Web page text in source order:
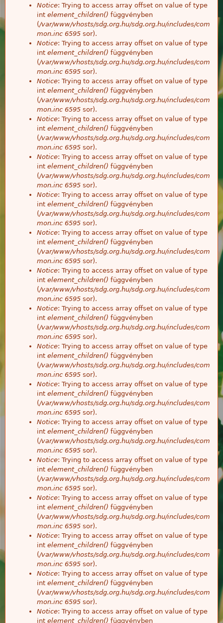
Notice: Trying to access array offset on value of type
int element_children() függvényben
(/var/www/vhosts/sdg.org.hu/sdg.org.hu/includes/com
mon.inc 6595 sor).
Notice: Trying to access array offset on value of type
int element_children() függvényben
(/var/www/vhosts/sdg.org.hu/sdg.org.hu/includes/com
mon.inc 6595 sor).
Notice: Trying to access array offset on value of type
int element_children() függvényben
(/var/www/vhosts/sdg.org.hu/sdg.org.hu/includes/com
mon.inc 6595 sor).
Notice: Trying to access array offset on value of type
int element_children() függvényben
(/var/www/vhosts/sdg.org.hu/sdg.org.hu/includes/com
mon.inc 6595 sor).
Notice: Trying to access array offset on value of type
int element_children() függvényben
(/var/www/vhosts/sdg.org.hu/sdg.org.hu/includes/com
mon.inc 6595 sor).
Notice: Trying to access array offset on value of type
int element_children() függvényben
(/var/www/vhosts/sdg.org.hu/sdg.org.hu/includes/com
mon.inc 6595 sor).
Notice: Trying to access array offset on value of type
int element_children() függvényben
(/var/www/vhosts/sdg.org.hu/sdg.org.hu/includes/com
mon.inc 6595 sor).
Notice: Trying to access array offset on value of type
int element_children() függvényben
(/var/www/vhosts/sdg.org.hu/sdg.org.hu/includes/com
mon.inc 6595 sor).
Notice: Trying to access array offset on value of type
int element_children() függvényben
(/var/www/vhosts/sdg.org.hu/sdg.org.hu/includes/com
mon.inc 6595 sor).
Notice: Trying to access array offset on value of type
int element_children() függvényben
(/var/www/vhosts/sdg.org.hu/sdg.org.hu/includes/com
mon.inc 6595 sor).
Notice: Trying to access array offset on value of type
int element_children() függvényben
(/var/www/vhosts/sdg.org.hu/sdg.org.hu/includes/com
mon.inc 6595 sor).
Notice: Trying to access array offset on value of type
int element_children() függvényben
(/var/www/vhosts/sdg.org.hu/sdg.org.hu/includes/com
mon.inc 6595 sor).
Notice: Trying to access array offset on value of type
int element_children() függvényben
(/var/www/vhosts/sdg.org.hu/sdg.org.hu/includes/com
mon.inc 6595 sor).
Notice: Trying to access array offset on value of type
int element_children() függvényben
(/var/www/vhosts/sdg.org.hu/sdg.org.hu/includes/com
mon.inc 6595 sor).
Notice: Trying to access array offset on value of type
int element_children() függvényben
(/var/www/vhosts/sdg.org.hu/sdg.org.hu/includes/com
mon.inc 6595 sor).
Notice: Trying to access array offset on value of type
int element_children() függvényben
(/var/www/vhosts/sdg.org.hu/sdg.org.hu/includes/com
mon.inc 6595 sor).
Notice: Trying to access array offset on value of type
int element_children() függvényben